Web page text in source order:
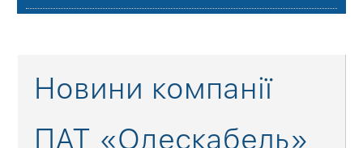
Новини компанії
ПАТ «Одескабель»